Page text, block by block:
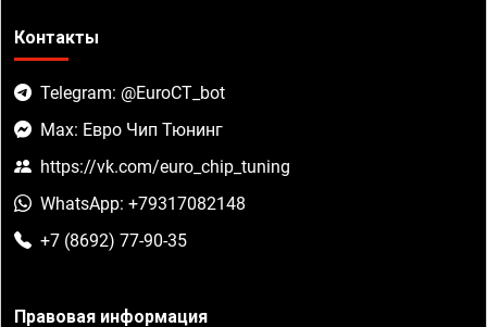
Контакты
Telegram: @EuroCT_bot
Max: Евро Чип Тюнинг
https://vk.com/euro_chip_tuning
WhatsApp: +79317082148
+7 (8692) 77-90-35
Правовая информация